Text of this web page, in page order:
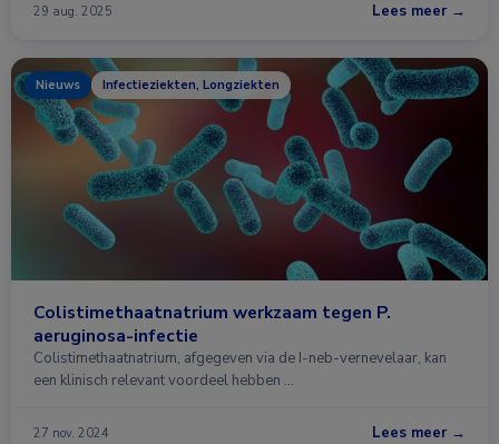
29 aug. 2025 Lees meer →
Nieuws Infectieziekten, Longziekten
Colistimethaatnatrium werkzaam tegen P.
aeruginosa-infectie
Colistimethaatnatrium, afgegeven via de I-neb-vernevelaar, kan
een klinisch relevant voordeel hebben …
27 nov. 2024 Lees meer →